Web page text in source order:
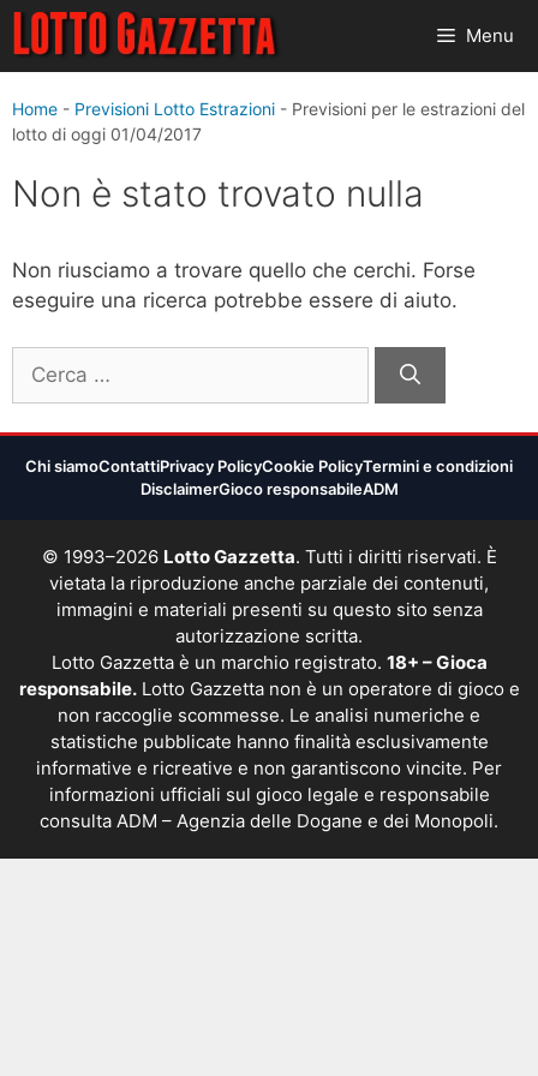
Vai
contenuto
Menu
Home - Previsioni Lotto Estrazioni - Previsioni per le estrazioni del
lotto di oggi 01/04/2017
Non è stato trovato nulla
Non riusciamo a trovare quello che cerchi. Forse
eseguire una ricerca potrebbe essere di aiuto.
per:
Chi siamoContattiPrivacy PolicyCookie PolicyTermini e condizioni
DisclaimerGioco responsabileADM
© 1993–2026 Lotto Gazzetta. Tutti i diritti riservati. È
vietata la riproduzione anche parziale dei contenuti,
immagini e materiali presenti su questo sito senza
autorizzazione scritta.
Lotto Gazzetta è un marchio registrato. 18+ – Gioca
responsabile.Lotto Gazzetta non è un operatore di gioco e
non raccoglie scommesse. Le analisi numeriche e
statistiche pubblicate hanno finalità esclusivamente
informative e ricreative e non garantiscono vincite. Per
informazioni ufficiali sul gioco legale e responsabile
consulta ADM – Agenzia delle Dogane e dei Monopoli.